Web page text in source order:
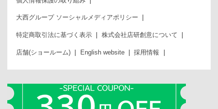
大西グループ ソーシャルメディアポリシー
特定商取引法に基づく表示 株式会社店研創意について
店舗(ショールーム) English website 採用情報